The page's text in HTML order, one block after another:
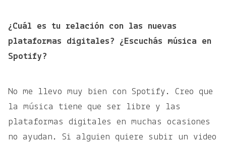
¿Cuál es tu relación con las nuevas
plataformas digitales? ¿Escuchás música en
Spotify?
No me llevo muy bien con Spotify. Creo que
la música tiene que ser libre y las
plataformas digitales en muchas ocasiones
no ayudan. Si alguien quiere subir un video